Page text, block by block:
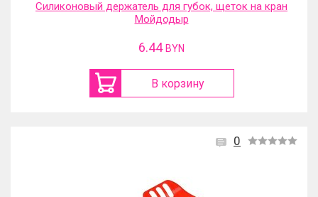
Силиконовый держатель для губок, щеток на кран
Мойдодыр
6.44 BYN
В корзину
0